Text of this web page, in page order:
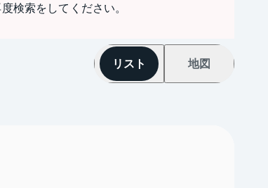
検索をしてください。
リスト 地図